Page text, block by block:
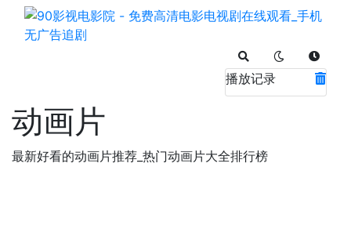
播放记录
动画片
最新好看的动画片推荐_热门动画片大全排行榜